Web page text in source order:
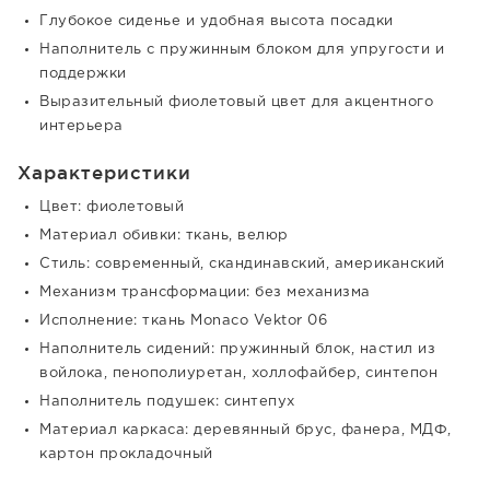
Глубокое сиденье и удобная высота посадки
Наполнитель с пружинным блоком для упругости и
поддержки
Выразительный фиолетовый цвет для акцентного
интерьера
Характеристики
Цвет: фиолетовый
Материал обивки: ткань, велюр
Стиль: современный, скандинавский, американский
Механизм трансформации: без механизма
Исполнение: ткань Monaco Vektor 06
Наполнитель сидений: пружинный блок, настил из
войлока, пенополиуретан, холлофайбер, синтепон
Наполнитель подушек: синтепух
Материал каркаса: деревянный брус, фанера, МДФ,
картон прокладочный